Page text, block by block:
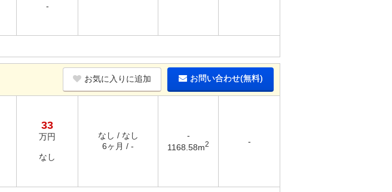
-
お気に入りに追加 お問い合わせ(無料)
33
万円
なし
なし / なし
6ヶ月 / -
-
1168.58m2 -